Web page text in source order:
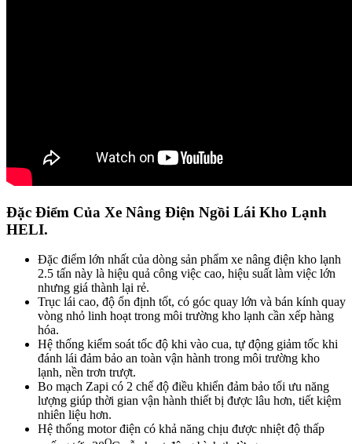
Đặc Điểm Của Xe Nâng Điện Ngồi Lái Kho Lạnh
HELI.
Đặc điểm lớn nhất của dòng sản phẩm xe nâng điện kho lạnh
2.5 tấn này là hiệu quả công việc cao, hiệu suất làm việc lớn
nhưng giá thành lại rẻ.
Trục lái cao, độ ổn định tốt, có góc quay lớn và bán kính quay
vòng nhỏ linh hoạt trong môi trường kho lạnh cần xếp hàng
hóa.
Hệ thống kiểm soát tốc độ khi vào cua, tự động giảm tốc khi
đánh lái đảm bảo an toàn vận hành trong môi trường kho
lạnh, nền trơn trượt.
Bo mạch Zapi có 2 chế độ điều khiển đảm bảo tối ưu năng
lượng giúp thời gian vận hành thiết bị được lâu hơn, tiết kiệm
nhiên liệu hơn.
Hệ thống motor điện có khả năng chịu được nhiệt độ thấp